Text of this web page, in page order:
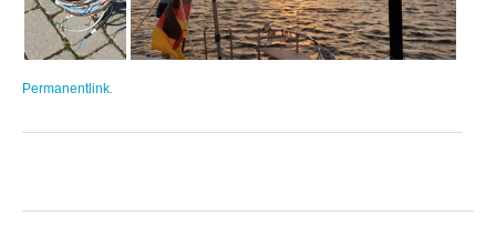
Permanentlink
Beitragsnavigation